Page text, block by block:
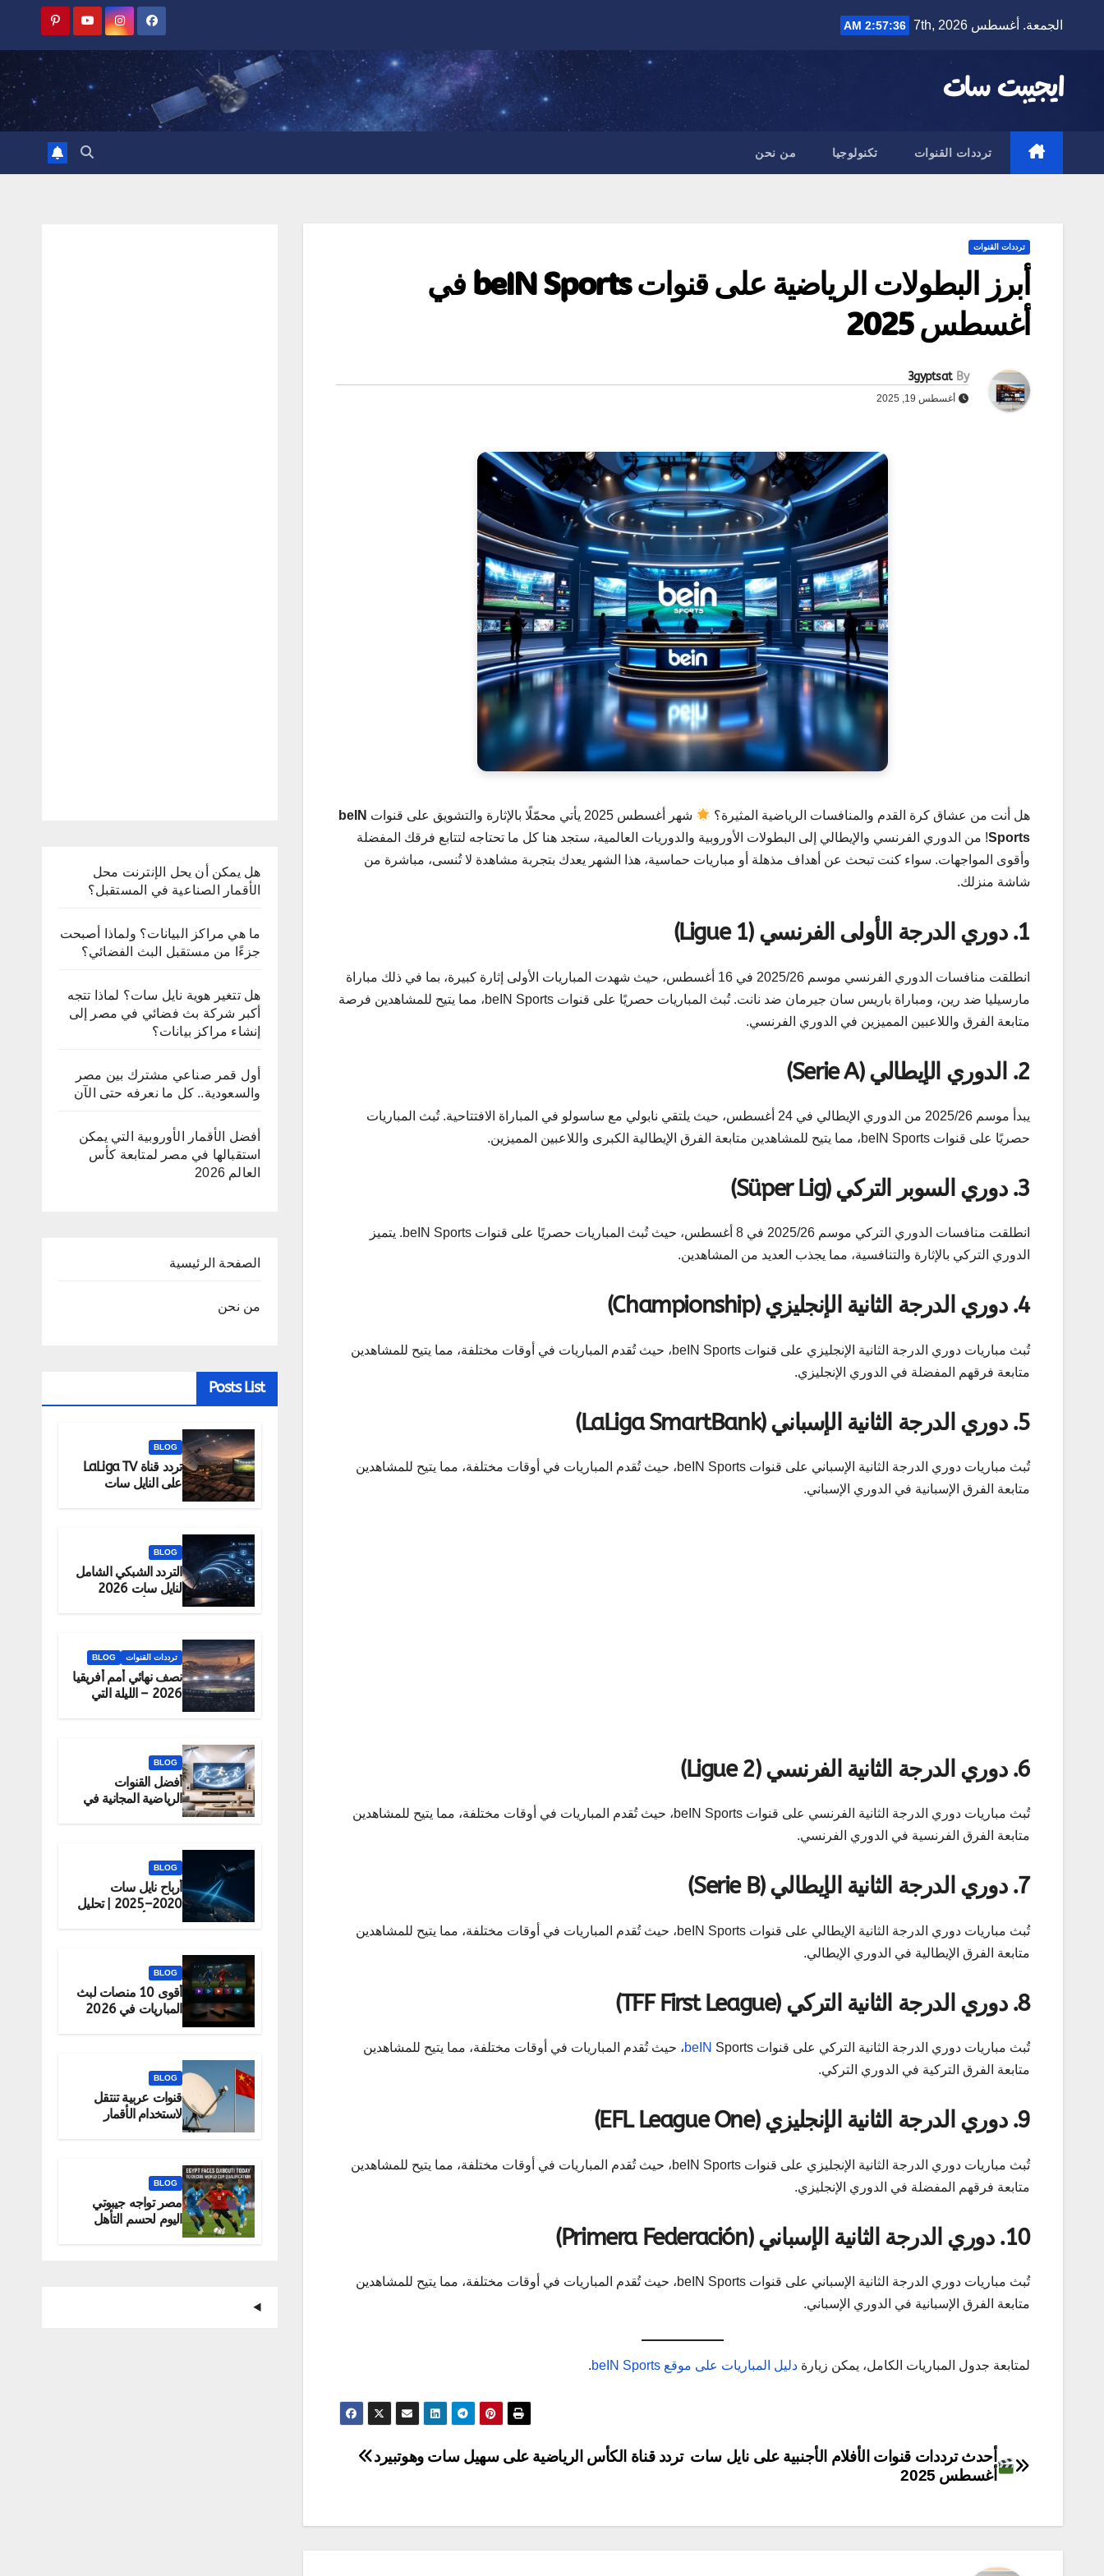
الجمعة. أغسطس 7th, 2026 2:57:37 AM
ايجيبت سات
ترددات القنوات تكنولوجيا من نحن
ترددات القنوات
أبرز البطولات الرياضية على قنوات beIN Sports في
أغسطس 2025
By
3gyptsat
أغسطس 19, 2025
هل أنت من عشاق كرة القدم والمنافسات الرياضية المثيرة؟ شهر أغسطس 2025 يأتي محمّلًا بالإثارة والتشويق على قنوات
beIN
Sports! من الدوري الفرنسي والإيطالي إلى البطولات الأوروبية والدوريات العالمية، ستجد هنا كل ما تحتاجه لتتابع فرقك المفضلة
وأقوى المواجهات. سواء كنت تبحث عن أهداف مذهلة أو مباريات حماسية، هذا الشهر يعدك بتجربة مشاهدة لا تُنسى، مباشرة من
شاشة منزلك.
1. دوري الدرجة الأولى الفرنسي (Ligue 1)
انطلقت منافسات الدوري الفرنسي موسم 2025/26 في 16 أغسطس، حيث شهدت المباريات الأولى إثارة كبيرة، بما في ذلك مباراة
مارسيليا ضد رين، ومباراة باريس سان جيرمان ضد نانت. تُبث المباريات حصريًا على قنوات beIN Sports، مما يتيح للمشاهدين فرصة
متابعة الفرق واللاعبين المميزين في الدوري الفرنسي.
2. الدوري الإيطالي (Serie A)
يبدأ موسم 2025/26 من الدوري الإيطالي في 24 أغسطس، حيث يلتقي نابولي مع ساسولو في المباراة الافتتاحية. تُبث المباريات
حصريًا على قنوات beIN Sports، مما يتيح للمشاهدين متابعة الفرق الإيطالية الكبرى واللاعبين المميزين.
3. دوري السوبر التركي (Süper Lig)
انطلقت منافسات الدوري التركي موسم 2025/26 في 8 أغسطس، حيث تُبث المباريات حصريًا على قنوات beIN Sports. يتميز
الدوري التركي بالإثارة والتنافسية، مما يجذب العديد من المشاهدين.
4. دوري الدرجة الثانية الإنجليزي (Championship)
تُبث مباريات دوري الدرجة الثانية الإنجليزي على قنوات beIN Sports، حيث تُقدم المباريات في أوقات مختلفة، مما يتيح للمشاهدين
متابعة فرقهم المفضلة في الدوري الإنجليزي.
5. دوري الدرجة الثانية الإسباني (LaLiga SmartBank)
تُبث مباريات دوري الدرجة الثانية الإسباني على قنوات beIN Sports، حيث تُقدم المباريات في أوقات مختلفة، مما يتيح للمشاهدين
متابعة الفرق الإسبانية في الدوري الإسباني.
6. دوري الدرجة الثانية الفرنسي (Ligue 2)
تُبث مباريات دوري الدرجة الثانية الفرنسي على قنوات beIN Sports، حيث تُقدم المباريات في أوقات مختلفة، مما يتيح للمشاهدين
متابعة الفرق الفرنسية في الدوري الفرنسي.
7. دوري الدرجة الثانية الإيطالي (Serie B)
تُبث مباريات دوري الدرجة الثانية الإيطالي على قنوات beIN Sports، حيث تُقدم المباريات في أوقات مختلفة، مما يتيح للمشاهدين
متابعة الفرق الإيطالية في الدوري الإيطالي.
8. دوري الدرجة الثانية التركي (TFF First League)
تُبث مباريات دوري الدرجة الثانية التركي على قنوات beINSports، حيث تُقدم المباريات في أوقات مختلفة، مما يتيح للمشاهدين
متابعة الفرق التركية في الدوري التركي.
9. دوري الدرجة الثانية الإنجليزي (EFL League One)
تُبث مباريات دوري الدرجة الثانية الإنجليزي على قنوات beIN Sports، حيث تُقدم المباريات في أوقات مختلفة، مما يتيح للمشاهدين
متابعة فرقهم المفضلة في الدوري الإنجليزي.
10. دوري الدرجة الثانية الإسباني (Primera Federación)
تُبث مباريات دوري الدرجة الثانية الإسباني على قنوات beIN Sports، حيث تُقدم المباريات في أوقات مختلفة، مما يتيح للمشاهدين
متابعة الفرق الإسبانية في الدوري الإسباني.
لمتابعة جدول المباريات الكامل، يمكن زيارة دليل المباريات على موقع beIN Sports .
تصفّح
تردد قناة الكأس الرياضية على سهيل سات وهوتبيرد أحدث ترددات قنوات الأفلام الأجنبية على نايل سات
أغسطس 2025
هل يمكن أن يحل الإنترنت محل
الأقمار الصناعية في المستقبل؟
ما هي مراكز البيانات؟ ولماذا أصبحت
جزءًا من مستقبل البث الفضائي؟
هل تتغير هوية نايل سات؟ لماذا تتجه
أكبر شركة بث فضائي في مصر إلى
إنشاء مراكز بيانات؟
أول قمر صناعي مشترك بين مصر
والسعودية.. كل ما نعرفه حتى الآن
أفضل الأقمار الأوروبية التي يمكن
استقبالها في مصر لمتابعة كأس
العالم 2026
الصفحة الرئيسية
من نحن
Posts List
BLOG
تردد قناة LaLiga TV
على النايل سات
BLOG
التردد الشبكي الشامل
لنايل سات 2026
ترددات القنوات BLOG
نصف نهائي أمم أفريقيا
2026 – الليلة التي
BLOG
أفضل القنوات
الرياضية المجانية في
BLOG
أرباح نايل سات
2020–2025 | تحليل
BLOG
أقوى 10 منصات لبث
المباريات في 2026
BLOG
قنوات عربية تنتقل
لاستخدام الأقمار
BLOG
مصر تواجه جيبوتي
اليوم لحسم التأهل